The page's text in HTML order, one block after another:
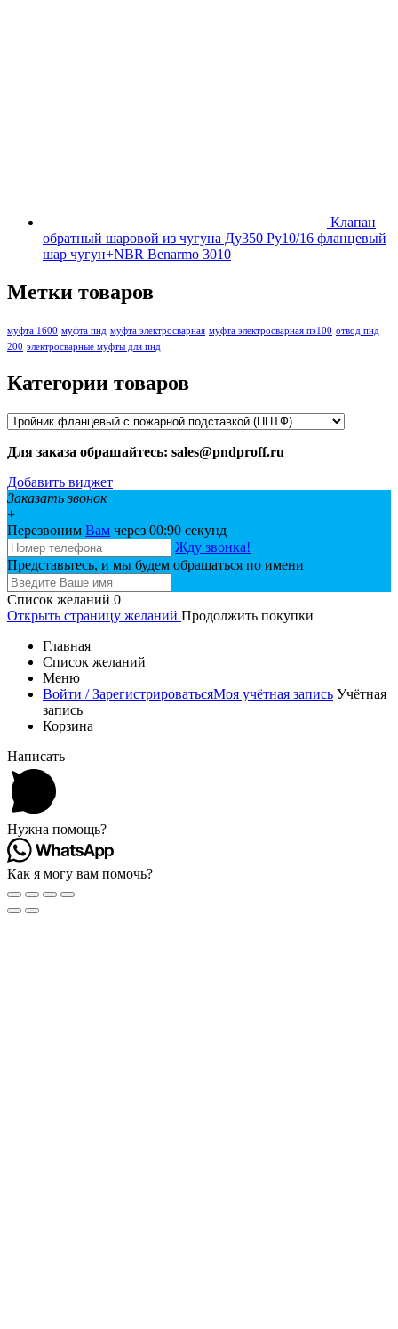
Клапан
обратный шаровой из чугуна Ду350 Ру10/16 фланцевый
шар чугун+NBR Benarmo 3010
Метки товаров
муфта 1600 муфта пнд муфта электросварная муфта электросварная пэ100 отвод пнд
200 электросварные муфты для пнд
Категории товаров
Для заказа обрашайтесь: sales@pndproff.ru
Добавить виджет
Заказать звонок
+
Перезвоним Вам через 00:90 секунд
Жду звонка!
Представьтесь, и мы будем обращаться по имени
Список желаний 0
Открыть страницу желаний Продолжить покупки
Главная
Список желаний
Меню
Войти / ЗарегистрироватьсяМоя учётная запись Учётная
запись
Корзина
Написать
Нужна помощь?
Как я могу вам помочь?